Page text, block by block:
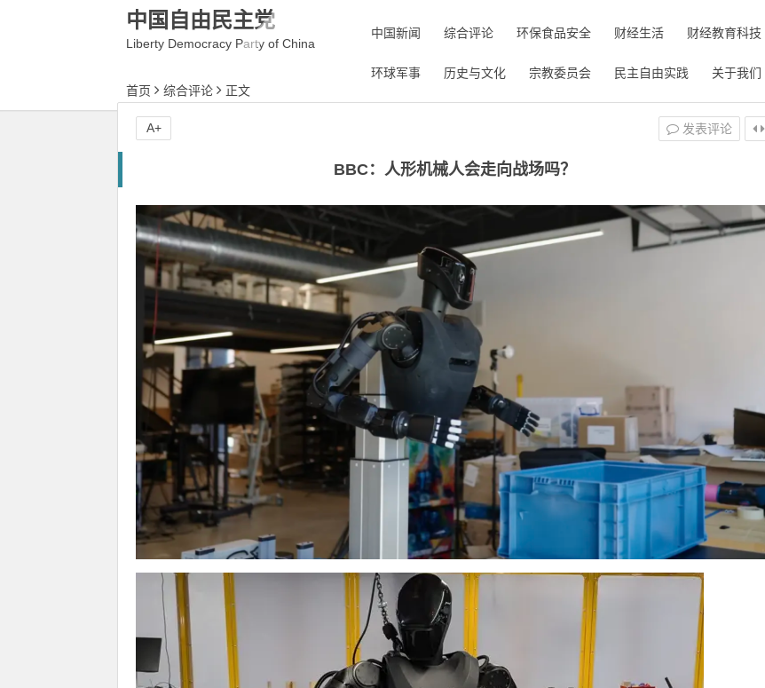
中国自由民主党
Liberty Democracy Party of China
中国新闻 综合评论 环保食品安全 财经生活 财经教育科技
环球军事 历史与文化 宗教委员会 民主自由实践
关于我们
首页
综合评论 正文
BBC：人形机械人会走向战场吗？
发表评论
A+